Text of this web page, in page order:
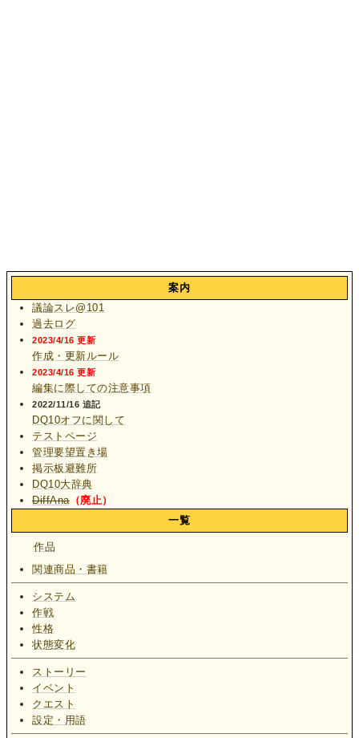
案内
議論スレ@101
過去ログ
2023/4/16 更新
作成・更新ルール
2023/4/16 更新
編集に際しての注意事項
2022/11/16 追記
DQ10オフに関して
テストページ
管理要望置き場
掲示板避難所
DQ10大辞典
DiffAna（廃止）
一覧
作品
関連商品・書籍
システム
作戦
性格
状態変化
ストーリー
イベント
クエスト
設定・用語